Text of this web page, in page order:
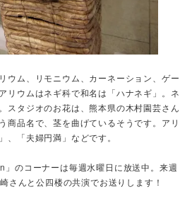
ウム、リモニウム、カーネーション、ゲー
リウムはネギ科で和名は「ハナネギ」。ネ
スタジオのお花は、熊本県の木村園芸さん
商品名で、茎を曲げているそうです。アリ
、「夫婦円満」などです。
」のコーナーは毎週水曜日に放送中。来週
さんと公四楼の共演でお送りします！